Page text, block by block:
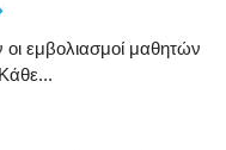
εμβολιασμοί μαθητών